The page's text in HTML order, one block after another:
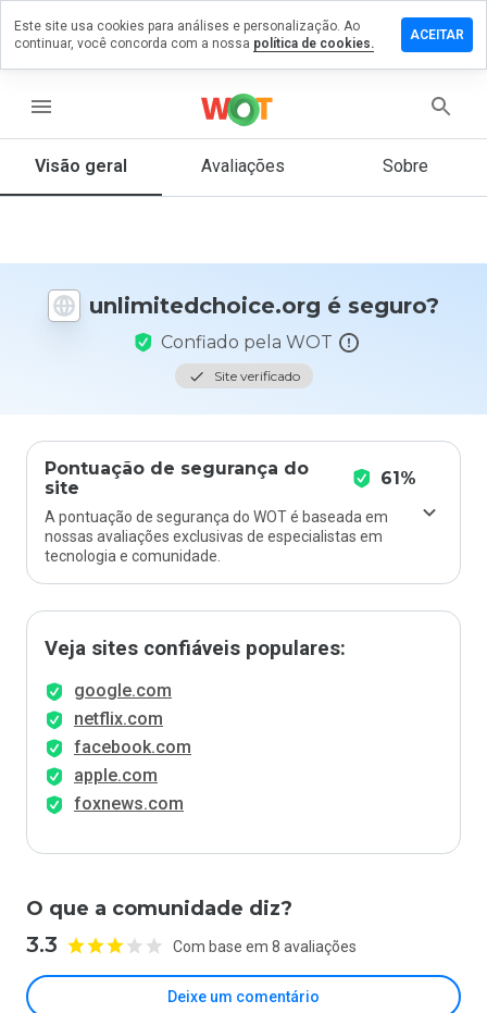
menu
Visão geral Avaliações Sobre
unlimitedchoice.org é seguro?
Confiado pela WOT
Site verificado
Pontuação de segurança do
site
61%
A pontuação de segurança do WOT é baseada em
nossas avaliações exclusivas de especialistas em
tecnologia e comunidade.
Veja sites confiáveis populares:
google.com
netflix.com
facebook.com
apple.com
foxnews.com
O que a comunidade diz?
3.3 Com base em 8 avaliações
Deixe um comentário
em
De 1
nota
daria
Este site usa cookies para análises e personalização. Ao
continuar, você concorda com a nossa política de cookies.
ACEITAR